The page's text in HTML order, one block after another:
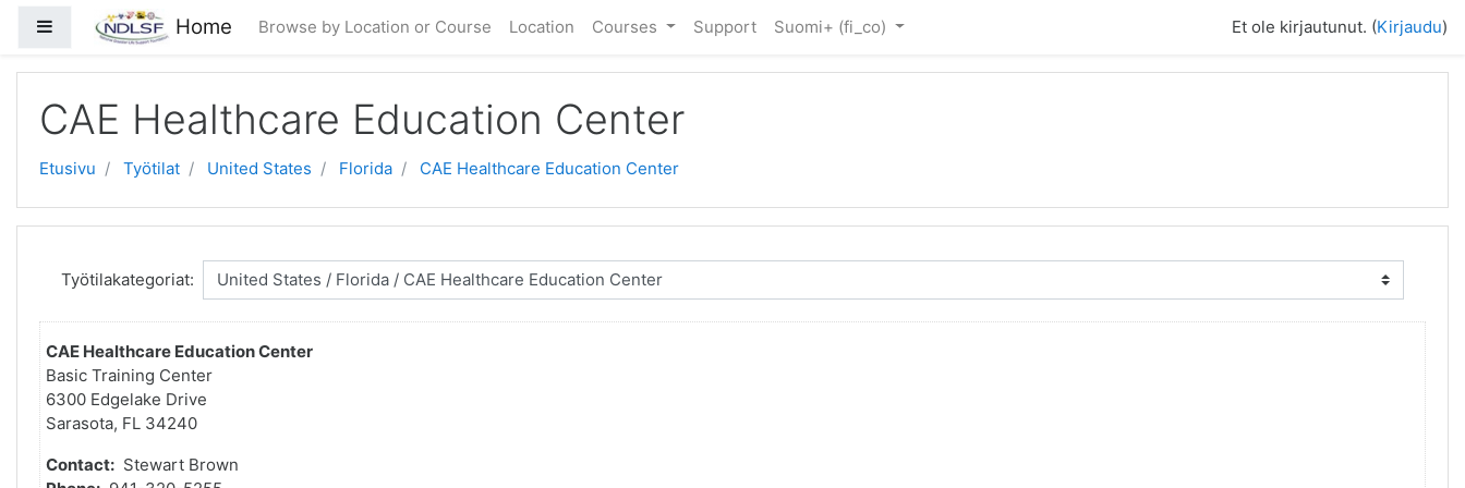
Siirry pääsisältöön
Sivupaneeli Home Browse by Location or Course Location Courses Support Suomi+ ‎(fi_co)‎ Et ole kirjautunut. (Kirjaudu)
CAE Healthcare Education Center
Etusivu Työtilat United States Florida CAE Healthcare Education Center
Työtilakategoriat:
CAE Healthcare Education Center
Basic Training Center
6300 Edgelake Drive
Sarasota, FL 34240
Contact: Stewart Brown